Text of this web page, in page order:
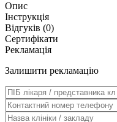
Опис
Інструкція
Відгуків (0)
Сертифікати
Рекламація
Залишити рекламацію